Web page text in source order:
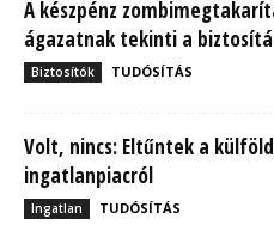
A készpénz
ágazatnak tekinti a
Biztosítók TUDÓSÍTÁS
Volt, nincs: Eltűntek a
ingatlanpiacról
Ingatlan TUDÓSÍTÁS